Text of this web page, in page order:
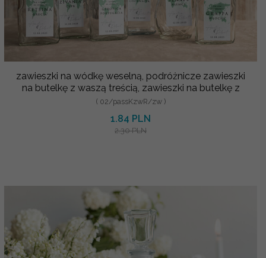
zawieszki na wódkę weselną, podróżnicze zawieszki
na butelkę z waszą treścią, zawieszki na butelkę z
( 02/passKzwR/zw )
1.84 PLN
2.30 PLN